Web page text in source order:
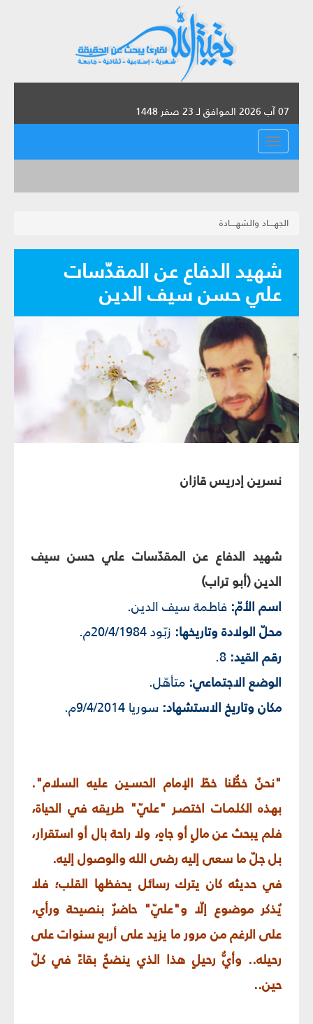
07 آب 2026 الموافق لـ 23 صفر 1448
القائمة
الجهــــاد والشهــــادة
شهيد الدفاع عن المقدّسات
علي حسن سيف الدين
نسرين إدريس قازان
شهيد الدفاع عن المقدّسات علي حسن سيف
الدين (أبو تراب)
اسم الأمّ: فاطمة سيف الدين.
محلّ الولادة وتاريخها: زبّود 20/4/1984م.
رقم القيد: 8.
الوضع الاجتماعي: متأهّل.
مكان وتاريخ الاستشهاد: سوريا 9/4/2014م.
"نحنُ خطُّنا خطّ الإمام الحسـين عليه السلام".
بهذه الكلمـات اختصـر "عليّ" طريقه في الحياة،
فلم يبحث عن مالٍ أو جاهٍ، ولا راحة بال أو استقرار،
بل جلّ ما سعى إليه رضى الله والوصول إليه.
في حديثه كان يترك رسائل يحفظها القلب؛ فلا
يُذكر موضوع إلّا و"عليّ" حاضرٌ بنصيحة ورأي،
على الرغم من مرور ما يزيد على أربع سنوات على
رحيله.. وأيُّ رحيلٍ هذا الذي ينضحُ بقاءً في كلّ
حين..